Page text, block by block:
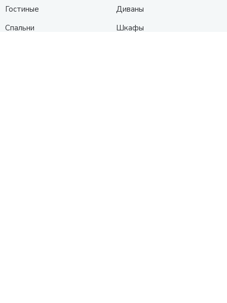
Гостиные
Спальни
Диваны
Шкафы